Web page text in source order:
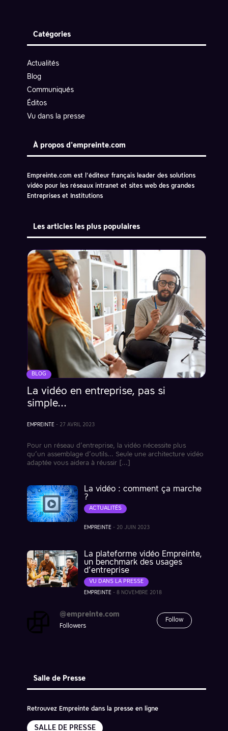
Catégories
Actualités
Blog
Communiqués
Éditos
Vu dans la presse
À propos d'empreinte.com
Empreinte.com est l’éditeur français leader des solutions
vidéo pour les réseaux intranet et sites web des grandes
Entreprises et Institutions
Les articles les plus populaires
BLOG
La vidéo en entreprise, pas si
simple…
EMPREINTE - 27 AVRIL 2023
Pour un réseau d’entreprise, la vidéo nécessite plus
qu’un assemblage d’outils… Seule une architecture vidéo
adaptée vous aidera à réussir […]
La vidéo : comment ça marche
?
ACTUALITÉS
EMPREINTE - 20 JUIN 2023
La plateforme vidéo Empreinte,
un benchmark des usages
d’entreprise
VU DANS LA PRESSE
EMPREINTE -8 NOVEMBRE 2018
@empreinte.com
Followers
Follow
Salle de Presse
Retrouvez Empreinte dans la presse en ligne
SALLE DE PRESSE